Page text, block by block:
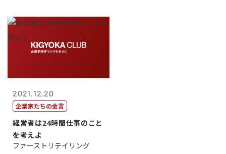
2021.12.20
企業家たちの金言
経営者は24時間仕事のこと
を考えよ
ファーストリテイリング